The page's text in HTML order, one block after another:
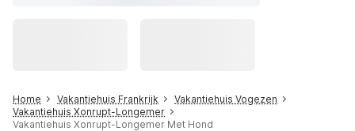
Home Vakantiehuis Frankrijk
Vakantiehuis Vogezen
Vakantiehuis Xonrupt-Longemer
Vakantiehuis Xonrupt-Longemer Met Hond